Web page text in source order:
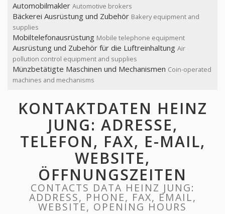
Automobilmakler Automotive brokers
Bäckerei Ausrüstung und Zubehör Bakery equipment and
supplies
Mobiltelefonausrüstung Mobile telephone equipment
Ausrüstung und Zubehör für die Luftreinhaltung Air
pollution control equipment and supplies
Münzbetätigte Maschinen und Mechanismen Coin-operated
machines and mechanisms
KONTAKTDATEN HEINZ
JUNG: ADRESSE,
TELEFON, FAX, E-MAIL,
WEBSITE,
ÖFFNUNGSZEITEN
CONTACTS DATA HEINZ JUNG:
ADDRESS, PHONE, FAX, EMAIL,
WEBSITE, OPENING HOURS